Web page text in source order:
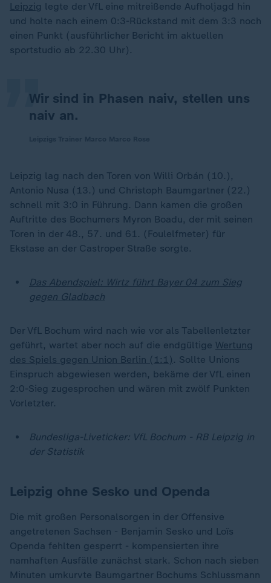
Leipzig legte der VfL eine mitreißende Aufholjagd hin
und holte nach einem 0:3-Rückstand mit dem 3:3 noch
einen Punkt (ausführlicher Bericht im aktuellen
sportstudio ab 22.30 Uhr).
Wir sind in Phasen naiv, stellen uns
naiv an.
„
Leipzig lag nach den Toren von Willi Orbán (10.),
Antonio Nusa (13.) und Christoph Baumgartner (22.)
schnell mit 3:0 in Führung. Dann kamen die großen
Auftritte des Bochumers Myron Boadu, der mit seinen
Toren in der 48., 57. und 61. (Foulelfmeter) für
Ekstase an der Castroper Straße sorgte.
Das Abendspiel: Wirtz führt Bayer 04 zum Sieg
gegen Gladbach
Der VfL Bochum wird nach wie vor als Tabellenletzter
geführt, wartet aber noch auf die endgültige Wertung
des Spiels gegen Union Berlin (1:1) . Sollte Unions
Einspruch abgewiesen werden, bekäme der VfL einen
2:0-Sieg zugesprochen und wären mit zwölf Punkten
Vorletzter.
Bundesliga-Liveticker: VfL Bochum - RB Leipzig in
der Statistik
Leipzig ohne Sesko und Openda
Die mit großen Personalsorgen in der Offensive
angetretenen Sachsen - Benjamin Sesko und Loïs
Openda fehlten gesperrt - kompensierten ihre
namhaften Ausfälle zunächst stark. Schon nach sieben
Minuten umkurvte Baumgartner Bochums Schlussmann